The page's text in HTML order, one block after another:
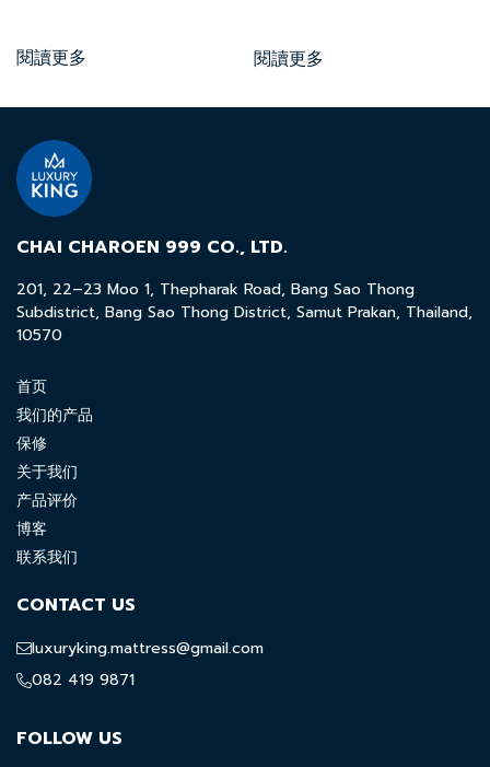
閱讀更多 閱讀更多
CHAI CHAROEN 999 CO., LTD.
201, 22–23 Moo 1, Thepharak Road, Bang Sao Thong
Subdistrict, Bang Sao Thong District, Samut Prakan, Thailand,
10570
首页
我们的产品
保修
关于我们
产品评价
博客
联系我们
CONTACT US
luxuryking.mattress@gmail.com
082 419 9871
FOLLOW US